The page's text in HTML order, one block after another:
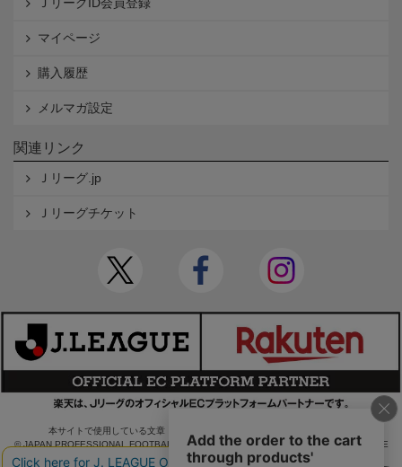
マイページ
購入履歴
メルマガ設定
関連リンク
Ｊリーグ.jp
Ｊリーグチケット
本サイトで使用している文章・画像等の無断での複製・転載を禁止します。
© JAPAN PROFESSIONAL FOOTBALL LEAGUE Rakuten Group, Inc. ALL RIGHTS RE
SERVED.